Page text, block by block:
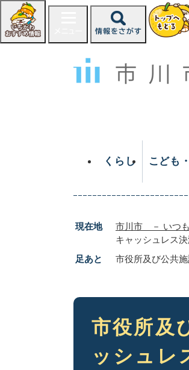
ジ
くらし こども
現在地 市川市 － いつも
キャッシュレス
足あと
市役所及び公共
本
市役所及
ッシュレ